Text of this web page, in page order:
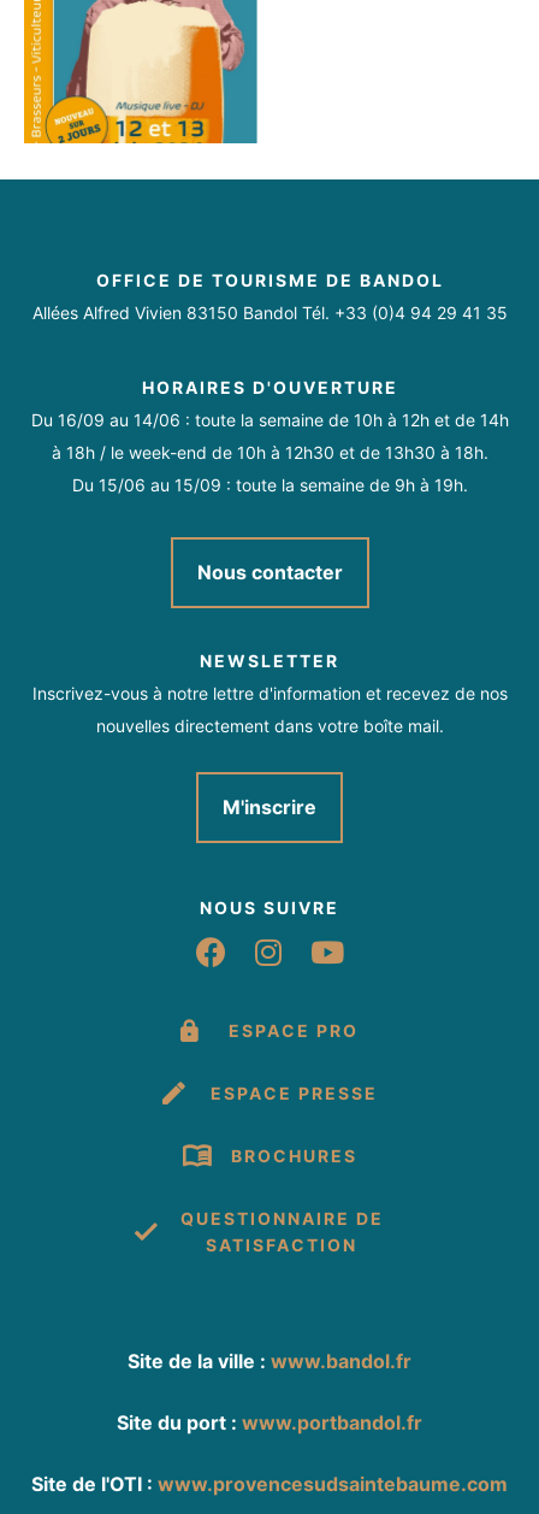
OFFICE DE TOURISME DE BANDOL
Allées Alfred Vivien 83150 Bandol Tél. +33 (0)4 94 29 41 35
HORAIRES D'OUVERTURE
Du 16/09 au 14/06 : toute la semaine de 10h à 12h et de 14h
à 18h / le week-end de 10h à 12h30 et de 13h30 à 18h.
Du 15/06 au 15/09 : toute la semaine de 9h à 19h.
Nous contacter
NEWSLETTER
Inscrivez-vous à notre lettre d'information et recevez de nos
nouvelles directement dans votre boîte mail.
M'inscrire
NOUS SUIVRE
Suivez-nous sur
Suivez-nous sur
Suivez-nous
ESPACE PRO
ESPACE PRESSE
BROCHURES
QUESTIONNAIRE DE
SATISFACTION
Site de la ville : www.bandol.fr
Site du port : www.portbandol.fr
Site de l'OTI : www.provencesudsaintebaume.com